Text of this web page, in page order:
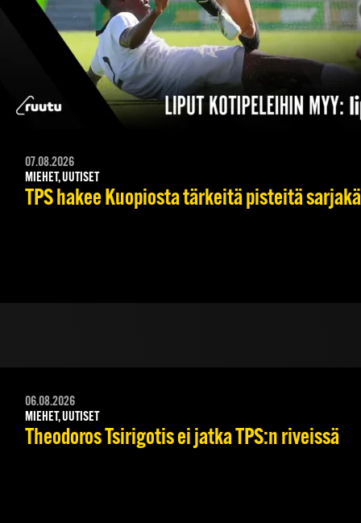
07.08.2026
MIEHET, UUTISET
TPS hakee Kuopiosta tärkeitä pisteitä
06.08.2026
MIEHET, UUTISET
Theodoros Tsirigotis ei jatka TPS:n riveissä